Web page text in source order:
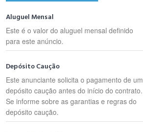
Aluguel Mensal
Este é o valor do aluguel mensal definido
para este anúncio.
Depósito Caução
Este anunciante solicita o pagamento de um
depósito caução antes do início do contrato.
Se informe sobre as garantias e regras do
depósito caução.